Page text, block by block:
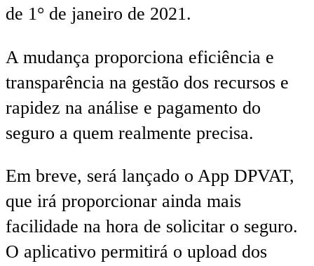
de 1° de janeiro de 2021.
A mudança proporciona eficiência e
transparência na gestão dos recursos e
rapidez na análise e pagamento do
seguro a quem realmente precisa.
Em breve, será lançado o App DPVAT,
que irá proporcionar ainda mais
facilidade na hora de solicitar o seguro.
O aplicativo permitirá o upload dos